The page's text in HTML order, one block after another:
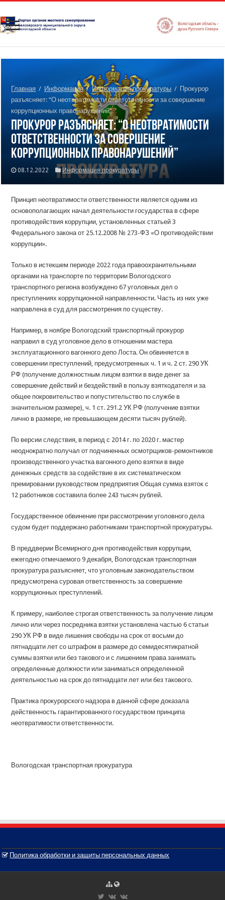
Главная / Информация / Информация прокуратуры / Прокурор
разъясняет: “О неотвратимости ответственности за совершение
коррупционных правонарушений”
Прокурор разъясняет: “О неотвратимости
ответственности за совершение
коррупционных правонарушений”
08.12.2022 Информация прокуратуры
Принцип неотвратимости ответственности является одним из
основополагающих начал деятельности государства в сфере
противодействия коррупции, установленных статьей 3
Федерального закона от 25.12.2008 № 273-ФЗ «О противодействии
коррупции».
Только в истекшем периоде 2022 года правоохранительными
органами на транспорте по территории Вологодского
транспортного региона возбуждено 67 уголовных дел о
преступлениях коррупционной направленности. Часть из них уже
направлена в суд для рассмотрения по существу.
Например, в ноябре Вологодский транспортный прокурор
направил в суд уголовное дело в отношении мастера
эксплуатационного вагонного депо Лоста. Он обвиняется в
совершении преступлений, предусмотренных ч. 1 и ч. 2 ст. 290 УК
РФ (получение должностным лицом взятки в виде денег за
совершение действий и бездействий в пользу взяткодателя и за
общее покровительство и попустительство по службе в
значительном размере), ч. 1 ст. 291.2 УК РФ (получение взятки
лично в размере, не превышающем десяти тысяч рублей).
По версии следствия, в период с 2014 г. по 2020 г. мастер
неоднократно получал от подчиненных осмотрщиков-ремонтников
производственного участка вагонного депо взятки в виде
денежных средств за содействие в их систематическом
премировании руководством предприятия Общая сумма взяток с
12 работников составила более 243 тысяч рублей.
Государственное обвинение при рассмотрении уголовного дела
судом будет поддержано работниками транспортной прокуратуры.
В преддверии Всемирного дня противодействия коррупции,
ежегодно отмечаемого 9 декабря, Вологодская транспортная
прокуратура разъясняет, что уголовным законодательством
предусмотрена суровая ответственность за совершение
коррупционных преступлений.
К примеру, наиболее строгая ответственность за получение лицом
лично или через посредника взятки установлена частью 6 статьи
290 УК РФ в виде лишения свободы на срок от восьми до
пятнадцати лет со штрафом в размере до семидесятикратной
суммы взятки или без такового и с лишением права занимать
определенные должности или заниматься определенной
деятельностью на срок до пятнадцати лет или без такового.
Практика прокурорского надзора в данной сфере доказала
действенность гарантированного государством принципа
неотвратимости ответственности.
Вологодская транспортная прокуратура
Политика обработки и защиты персональных данных